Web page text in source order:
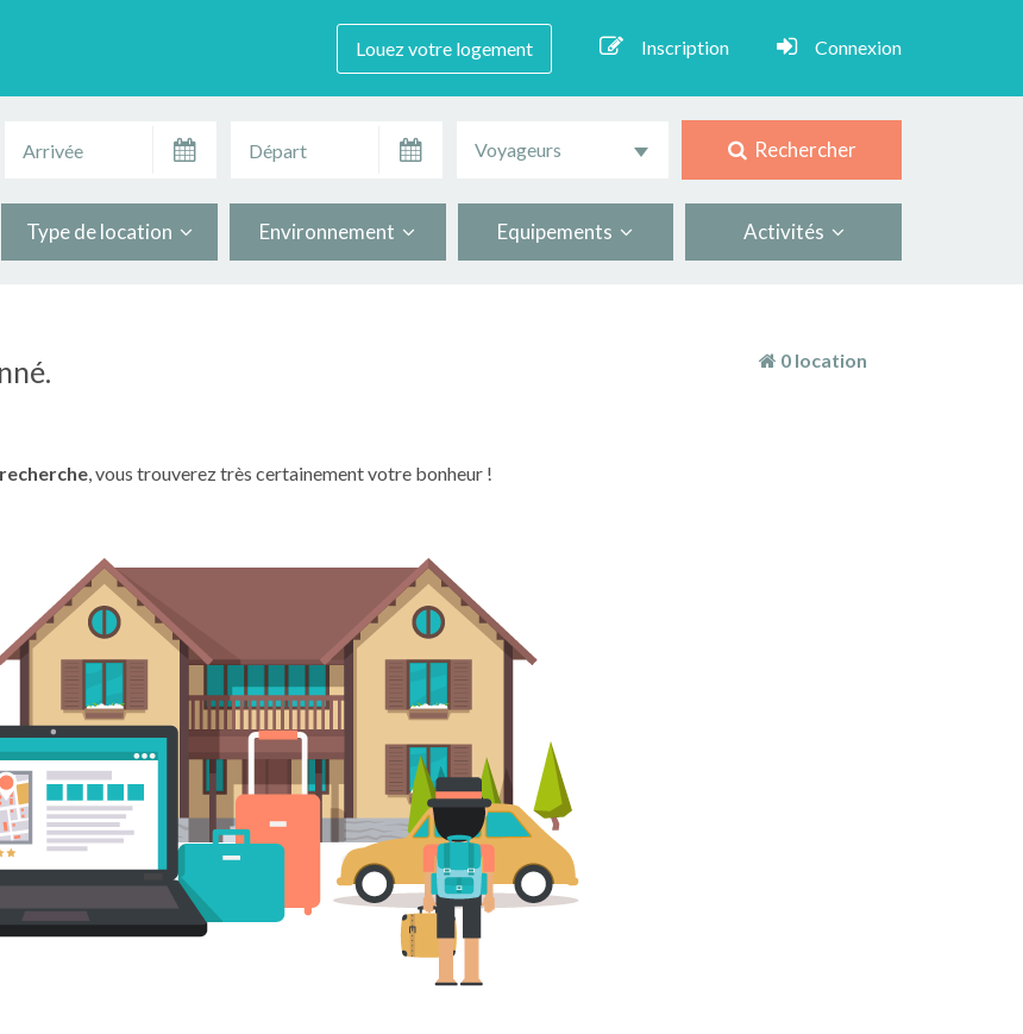
Louez votre logement Inscription Connexion
Voyageurs Rechercher
Type de location Environnement Equipements Activités
0 location
, vous trouverez très certainement votre bonheur !